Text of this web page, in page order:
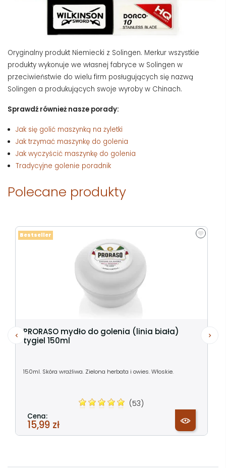
Oryginalny produkt Niemiecki z Solingen. Merkur wszystkie
produkty wykonuje we własnej fabryce w Solingen w
przeciwieństwie do wielu firm posługujących się nazwą
Solingen a produkujących swoje wyroby w Chinach.
Sprawdź również nasze porady:
Jak się golić maszynką na żyletki
Jak trzymać maszynkę do golenia
Jak wyczyścić maszynkę do golenia
Tradycyjne golenie poradnik
Polecane produkty
PRORASO mydło do golenia (linia biała)
tygiel 150ml
150ml. Skóra wrażliwa. Zielona herbata i owies. Włoskie.
(53)
Cena:
15,99 zł
Bestseller